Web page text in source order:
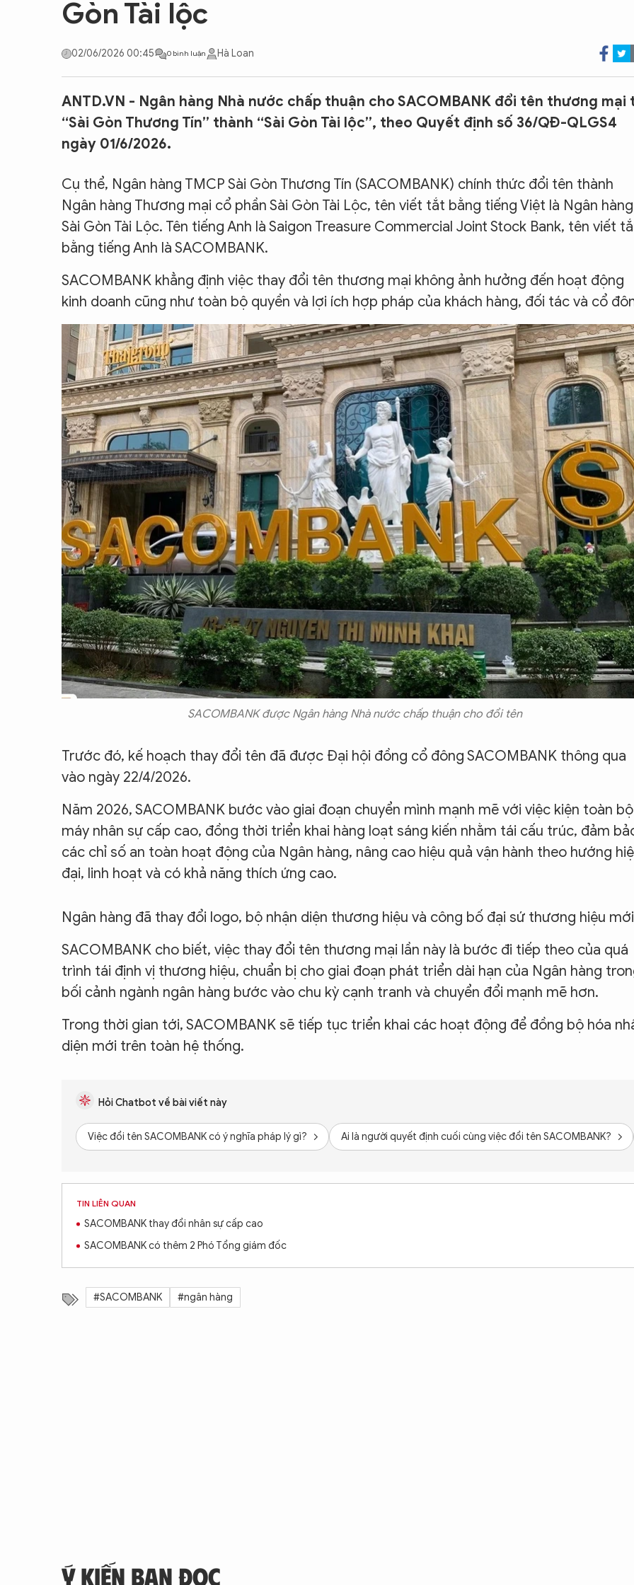
CON ĐƯỜNG KHỞI NGHIỆP
Gòn Tài lộc
02/06/2026 00:45 0 bình luận Hà Loan
ANTD.VN - Ngân hàng Nhà nước chấp thuận cho SACOMBANK đổi tên thương mại
“Sài Gòn Thương Tín” thành “Sài Gòn Tài lộc”, theo Quyết định số 36/QĐ-QLGS4
ngày 01/6/2026.
Cụ thể, Ngân hàng TMCP Sài Gòn Thương Tín (SACOMBANK) chính thức đổi tên thành
Ngân hàng Thương mại cổ phần Sài Gòn Tài Lộc, tên viết tắt bằng tiếng Việt là Ngân hàng
Sài Gòn Tài Lộc. Tên tiếng Anh là Saigon Treasure Commercial Joint Stock Bank, tên viết
bằng tiếng Anh là SACOMBANK.
SACOMBANK khẳng định việc thay đổi tên thương mại không ảnh hưởng đến hoạt động
kinh doanh cũng như toàn bộ quyền và lợi ích hợp pháp của khách hàng, đối tác và cổ
SACOMBANK được Ngân hàng Nhà nước chấp thuận cho đổi tên
Trước đó, kế hoạch thay đổi tên đã được Đại hội đồng cổ đông SACOMBANK thông qua
vào ngày 22/4/2026.
Năm 2026, SACOMBANK bước vào giai đoạn chuyển mình mạnh mẽ với việc kiện toàn bộ
máy nhân sự cấp cao, đồng thời triển khai hàng loạt sáng kiến nhằm tái cấu trúc, đảm
các chỉ số an toàn hoạt động của Ngân hàng, nâng cao hiệu quả vận hành theo hướng
đại, linh hoạt và có khả năng thích ứng cao.
Ngân hàng đã thay đổi logo, bộ nhận diện thương hiệu và công bố đại sứ thương hiệu
SACOMBANK cho biết, việc thay đổi tên thương mại lần này là bước đi tiếp theo của quá
trình tái định vị thương hiệu, chuẩn bị cho giai đoạn phát triển dài hạn của Ngân hàng
bối cảnh ngành ngân hàng bước vào chu kỳ cạnh tranh và chuyển đổi mạnh mẽ hơn.
Trong thời gian tới, SACOMBANK sẽ tiếp tục triển khai các hoạt động để đồng bộ hóa
diện mới trên toàn hệ thống.
Hỏi Chatbot về bài viết này
Việc đổi tên SACOMBANK có ý nghĩa pháp lý gì? Ai là người quyết định cuối cùng việc đổi tên SACOMBANK?
TIN LIÊN QUAN
SACOMBANK thay đổi nhân sự cấp cao
SACOMBANK có thêm 2 Phó Tổng giám đốc
#SACOMBANK #ngân hàng
Ý KIẾN BẠN ĐỌC